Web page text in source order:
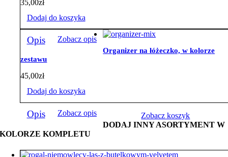
35,00zł
Dodaj do koszyka
Opis Zobacz opis
Organizer na łóżeczko, w kolorze
zestawu
45,00zł
Dodaj do koszyka
Opis Zobacz opis
Zobacz koszyk
DODAJ INNY ASORTYMENT W
KOLORZE KOMPLETU